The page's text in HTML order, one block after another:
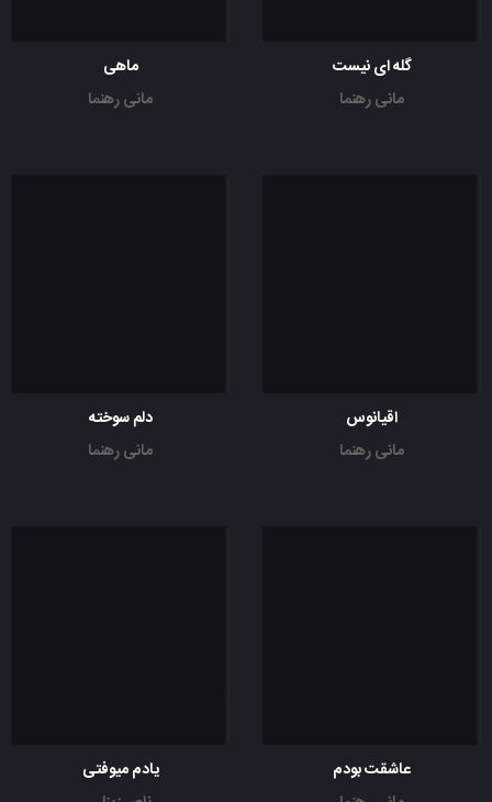
گله ای نیست
مانی رهنما
ماهی
مانی رهنما
اقیانوس
مانی رهنما
دلم سوخته
مانی رهنما
عاشقت بودم
یادم میوفتی